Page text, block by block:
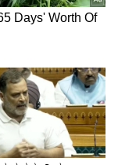
ಇದಕ್ಕೆ
ಇಲ್ಲದ
ಸರ್ಕಾರಕ್ಕೆ
ಕರಂದ್ಲಾಜೆ ಸಲಹೆ